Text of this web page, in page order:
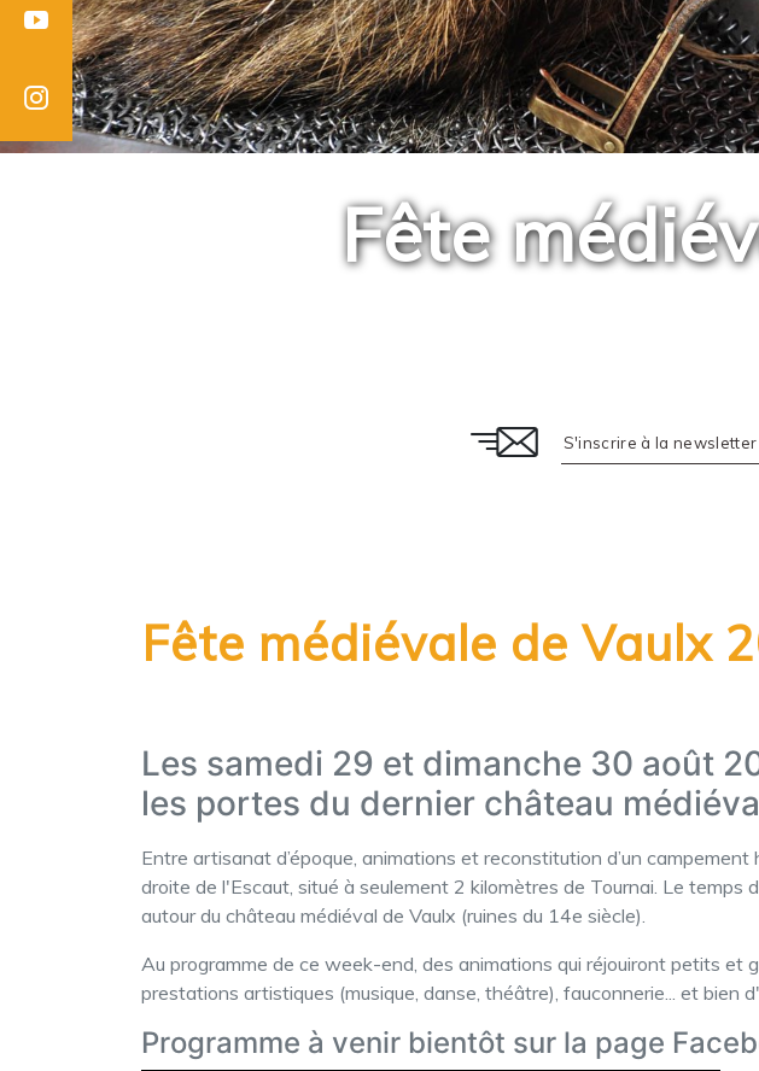
Fête
Youtube
Instagram
Email
Fête médiévale de Vaulx
Les samedi 29 et dimanche 30 août
les portes du dernier château
Entre artisanat d’époque, animations et reconstitution d’un
droite de l'Escaut, situé à seulement 2 kilomètres de Tournai. Le
autour du château médiéval de Vaulx (ruines du 14e siècle).
Au programme de ce week-end, des animations qui réjouiront petits et
prestations artistiques (musique, danse, théâtre), fauconnerie... et bien
Programme à venir bientôt sur la page